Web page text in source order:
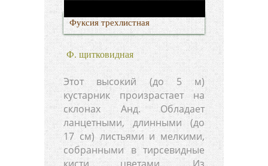
Фуксия трехлистная
Ф. щитковидная
Этот высокий (до 5 м)
кустарник произрастает на
склонах Анд. Обладает
ланцетными, длинными (до
17 см) листьями и мелкими,
собранными в тирсевидные